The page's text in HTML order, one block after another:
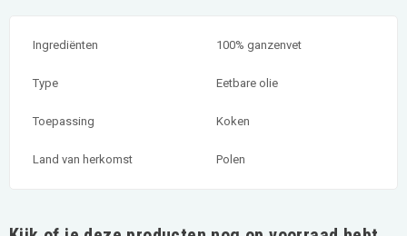
Ingrediënten 100% ganzenvet
Type Eetbare olie
Toepassing Koken
Land van herkomst Polen